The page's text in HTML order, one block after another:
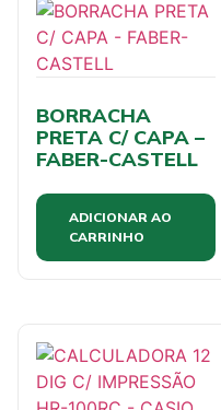
BORRACHA
PRETA C/ CAPA –
FABER-CASTELL
ADICIONAR AO
CARRINHO